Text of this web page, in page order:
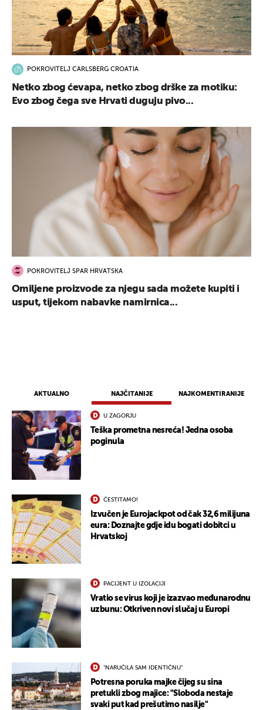
AKTUALNO NAJČITANIJE NAJKOMENTIRANIJE
U ZAGORJU
Teška prometna nesreća! Jedna osoba
poginula
ČESTITAMO!
Izvučen je Eurojackpot od čak 32,6 milijuna
eura: Doznajte gdje idu bogati dobitci u
Hrvatskoj
PACIJENT U IZOLACIJI
Vratio se virus koji je izazvao međunarodnu
uzbunu: Otkriven novi slučaj u Europi
"NARUČILA SAM IDENTIČNU"
Potresna poruka majke čijeg su sina
pretukli zbog majice: "Sloboda nestaje
svaki put kad prešutimo nasilje"
POKROVITELJ CARLSBERG CROATIA
Netko zbog ćevapa, netko zbog drške za motiku:
Evo zbog čega sve Hrvati duguju pivo...
POKROVITELJ SPAR HRVATSKA
Omiljene proizvode za njegu sada možete kupiti i
usput, tijekom nabavke namirnica...
UKLJUČITE NOTIFIKACIJE